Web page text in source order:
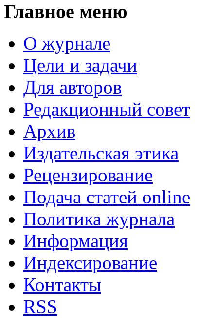
Главное меню
О журнале
Цели и задачи
Для авторов
Редакционный совет
Архив
Издательская этика
Рецензирование
Подача статей online
Политика журнала
Информация
Индексирование
Контакты
RSS